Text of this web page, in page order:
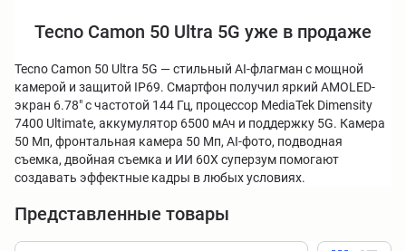
Tecno Camon 50 Ultra 5G уже в продаже
Tecno Camon 50 Ultra 5G — стильный AI-флагман с мощной
камерой и защитой IP69. Смартфон получил яркий AMOLED-
экран 6.78" с частотой 144 Гц, процессор MediaTek Dimensity
7400 Ultimate, аккумулятор 6500 мАч и поддержку 5G. Камера
50 Мп, фронтальная камера 50 Мп, AI-фото, подводная
съемка, двойная съемка и ИИ 60X суперзум помогают
создавать эффектные кадры в любых условиях.
Представленные товары